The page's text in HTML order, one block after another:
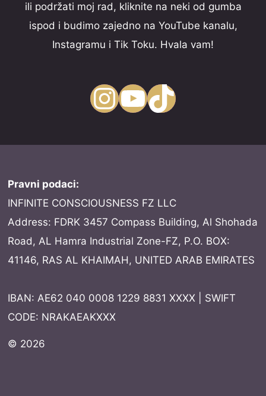
ili podržati moj rad, kliknite na neki od gumba
ispod i budimo zajedno na YouTube kanalu,
Instagramu i Tik Toku. Hvala vam!
InstagramYouTube TikTok
Pravni podaci:
INFINITE CONSCIOUSNESS FZ LLC
Address: FDRK 3457 Compass Building, Al Shohada
Road, AL Hamra Industrial Zone-FZ, P.O. BOX:
41146, RAS AL KHAIMAH, UNITED ARAB EMIRATES
IBAN: AE62 040 0008 1229 8831 XXXX | SWIFT
CODE: NRAKAEAKXXX
© 2026